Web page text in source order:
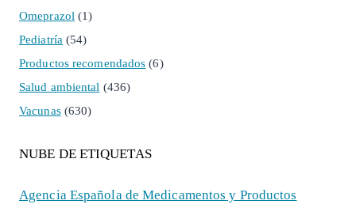
Omeprazol (1)
Pediatría (54)
Productos recomendados (6)
Salud ambiental (436)
Vacunas(630)
NUBE DE ETIQUETAS
Agencia Española de Medicamentos y Productos